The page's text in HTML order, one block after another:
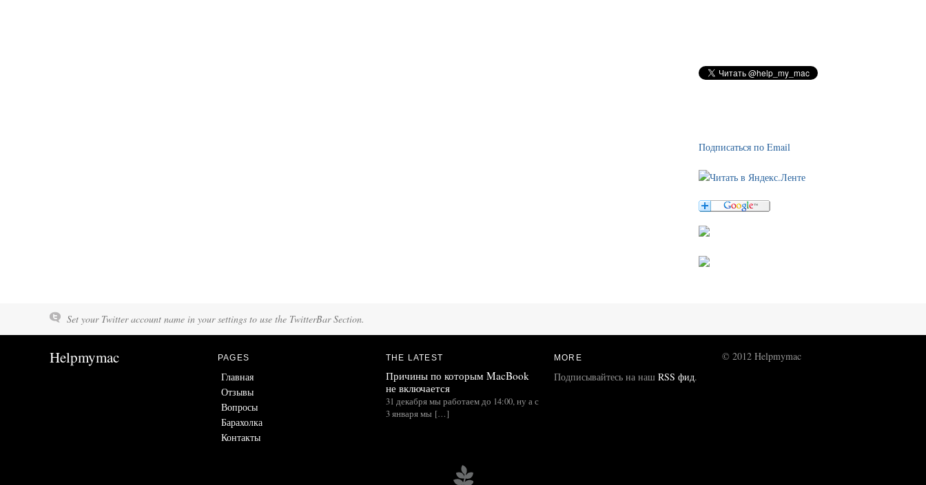
Подписаться по Email
Set your Twitter account name in your settings to use the TwitterBar Section.
Helpmymac PAGES
Главная
Отзывы
Вопросы
Барахолка
Контакты
THE LATEST
Причины по которым MacBook
не включается
31 декабря мы работаем до 14:00, ну а с
3 января мы […]
MORE
Подписывайтесь на наш RSS фид.
© 2012 Helpmymac